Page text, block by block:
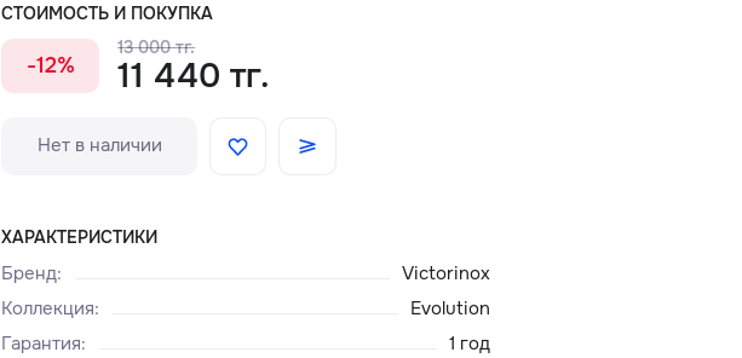
СТОИМОСТЬ И ПОКУПКА
-12%
13 000 тг.
11 440 тг.
Нет в наличии
ХАРАКТЕРИСТИКИ
Бренд:
Victorinox
Коллекция:
Evolution
Гарантия:
1 год
Главная